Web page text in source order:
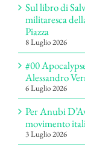
Sul libro di
militaresca
Piazza
8 Luglio 2026
#00
Alessandro
6 Luglio 2026
Per Anubi
movimento
3 Luglio 2026